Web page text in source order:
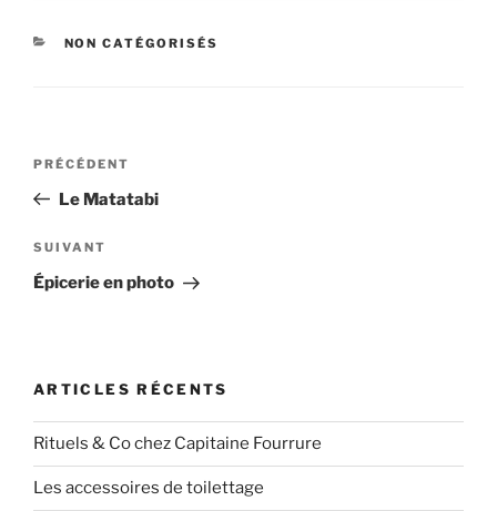
CATÉGORIES
NON CATÉGORISÉS
Navigation
l’article
Article
précédent
PRÉCÉDENT
Le Matatabi
Article
suivant
SUIVANT
Épicerie en photo
ARTICLES RÉCENTS
Rituels & Co chez Capitaine Fourrure
Les accessoires de toilettage